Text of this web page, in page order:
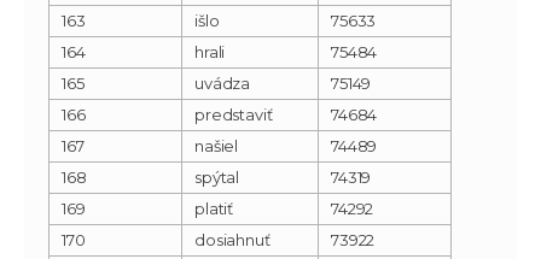
163
išlo
75633
164
hrali
75484
165
uvádza
75149
166
predstaviť
74684
167
našiel
74489
168
spýtal
74319
169
platiť
74292
170
dosiahnuť
73922